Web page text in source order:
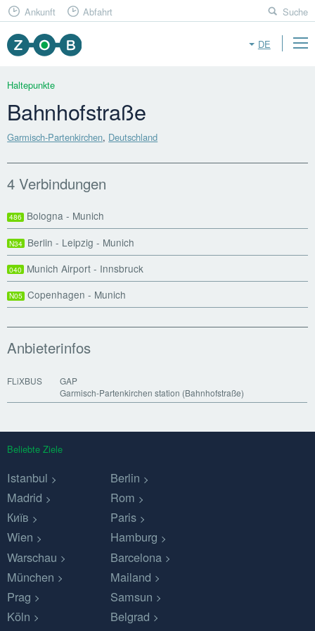
DE
Ankunft Abfahrt Suche
Haltepunkte
Bahnhofstraße
Garmisch-Partenkirchen, Deutschland
4 Verbindungen
486 Bologna - Munich
N34 Berlin - Leipzig - Munich
040 Munich Airport - Innsbruck
N05 Copenhagen - Munich
Anbieterinfos
FLiXBUS
GAP
Garmisch-Partenkirchen station (Bahnhofstraße)
Beliebte Ziele
Istanbul
Berlin
Madrid
Rom
Київ
Paris
Wien
Hamburg
Warschau
Barcelona
München
Mailand
Prag
Samsun
Köln
Belgrad